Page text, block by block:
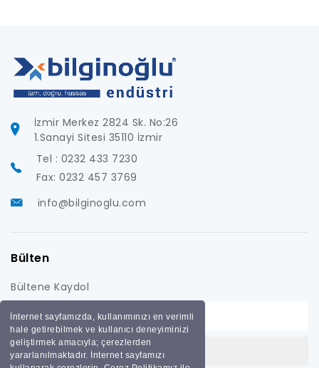
İnternet sayfamızda, kullanımınızı en verimli
hale getirebilmek ve kullanıcı deneyiminizi
geliştirmek amacıyla; çerezlerden
yararlanılmaktadır. İnternet sayfamızı
İzmir Merkez 2824 Sk. No:26
1.Sanayi Sitesi 35110 İzmir
Tel : 0232 433 7230
Fax: 0232 457 3769
info@bilginoglu.com
Bülten
Bültene Kaydol